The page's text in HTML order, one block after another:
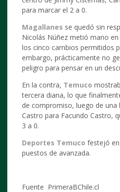
para marcar el 2 a 0.
Magallanes se quedó sin
Nicolás Núñez metió mano
los cinco cambios permitidos
embargo, prácticamente no
peligro para pensar en un
En la contra, Temuco
tercera diana, lo que
de compromiso, luego de una
Castro para Facundo Castro,
3 a 0.
Deportes Temuco festejó
puestos de avanzada.
Fuente PrimeraBChile.cl